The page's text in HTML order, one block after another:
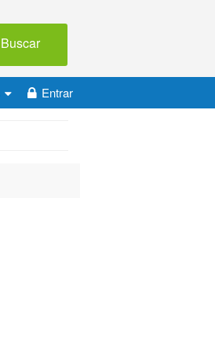
Buscar
Entrar